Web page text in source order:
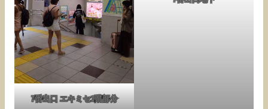
7番出口 エキミセ1階部分